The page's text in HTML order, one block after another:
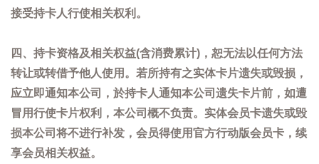
接受持卡人行使相关权利。
四、持卡资格及相关权益(含消费累计)，恕无法以任何方法
转让或转借予他人使用。若所持有之实体卡片遗失或毁损，
应立即通知本公司，於持卡人通知本公司遗失卡片前，如遭
冒用行使卡片权利，本公司概不负责。实体会员卡遗失或毁
损本公司将不进行补发，会员得使用官方行动版会员卡，续
享会员相关权益。